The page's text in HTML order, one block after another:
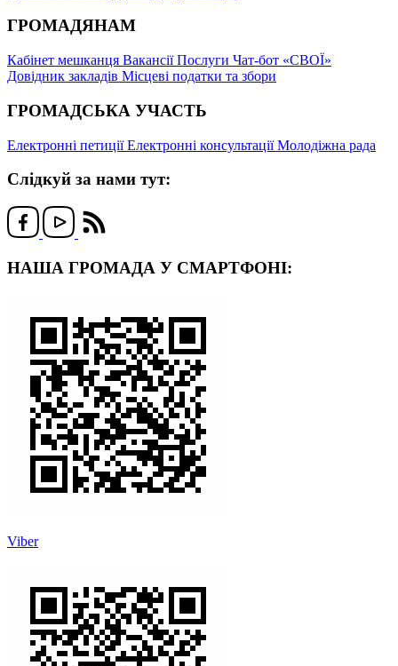
ГРОМАДЯНАМ
Кабінет мешканця ВакансіїПослуги Чат-бот «СВОЇ»
Довідник закладів Місцеві податки та збори
ГРОМАДСЬКА УЧАСТЬ
Електронні петиціїЕлектронні консультаціїМолодіжна рада
Слідкуй за нами тут:
НАША ГРОМАДА У СМАРТФОНІ:
Viber